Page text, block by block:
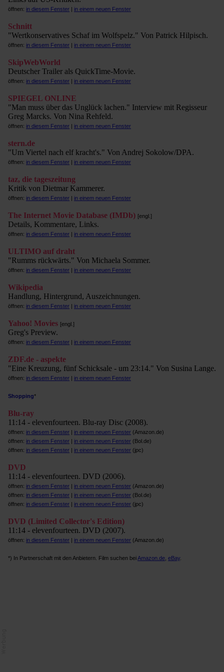
öffnen: in diesem Fenster | in einem neuen Fenster
Schnitt
"Wertkonservatives Schaf im Wolfspelz." Von Patrick Hilpisch.
öffnen: in diesem Fenster | in einem neuen Fenster
SkipWebWorld
Deutscher Trailer als QuickTime-Movie.
öffnen: in diesem Fenster | in einem neuen Fenster
SPIEGEL ONLINE
"Man muss über das Unglück lachen." Interview mit Regisseur
Greg Marcks. Von Nina Rehfeld.
öffnen: in diesem Fenster | in einem neuen Fenster
stern.de
"Um Viertel nach elf kracht's." Von Andrej Sokolow/DPA.
öffnen: in diesem Fenster | in einem neuen Fenster
taz, die tageszeitung
Kritik von Dietmar Kammerer.
öffnen: in diesem Fenster | in einem neuen Fenster
The Internet Movie Database (IMDb) [engl.]
Details, Kommentare, Links.
öffnen: in diesem Fenster | in einem neuen Fenster
ULTIMO auf draht
"Rumms rückwärts." Von Michaela Sommer.
öffnen: in diesem Fenster | in einem neuen Fenster
Wikipedia
Handlung, Hintergrund, Auszeichnungen.
öffnen: in diesem Fenster | in einem neuen Fenster
Yahoo! Movies [engl.]
Greg's Preview.
öffnen: in diesem Fenster | in einem neuen Fenster
ZDF.de - aspekte
"Eine Kreuzung, fünf Schicksale - um 23:14." Von Susina Lange.
öffnen: in diesem Fenster | in einem neuen Fenster
Shopping*
Blu-ray
11:14 - elevenfourteen. Blu-ray Disc (2008).
öffnen: in diesem Fenster | in einem neuen Fenster (Amazon.de)
öffnen: in diesem Fenster | in einem neuen Fenster (Bol.de)
öffnen: in diesem Fenster | in einem neuen Fenster (jpc)
DVD
11:14 - elevenfourteen. DVD (2006).
öffnen: in diesem Fenster | in einem neuen Fenster (Amazon.de)
öffnen: in diesem Fenster | in einem neuen Fenster (Bol.de)
öffnen: in diesem Fenster | in einem neuen Fenster (jpc)
DVD (Limited Collector's Edition)
11:14 - elevenfourteen. DVD (2007).
öffnen: in diesem Fenster | in einem neuen Fenster (Amazon.de)
*) In Partnerschaft mit den Anbietern. Film suchen beiAmazon.de eBay